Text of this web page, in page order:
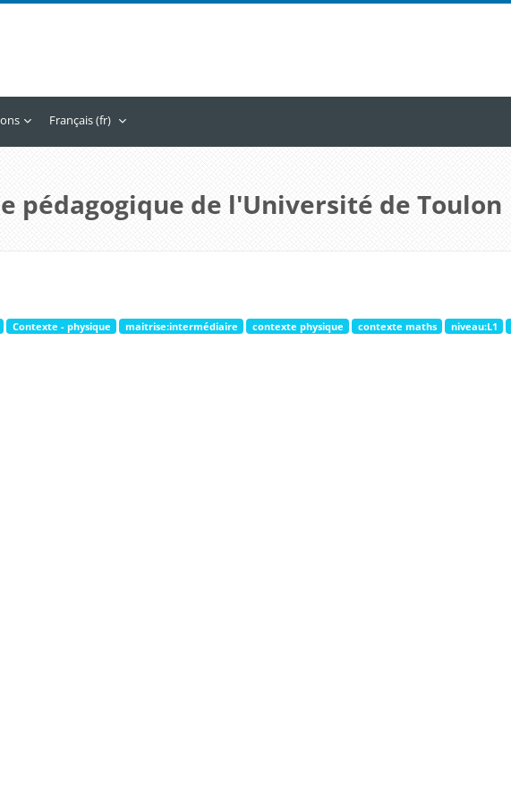
Français ‎(fr)‎
pédagogique de l'Université de Toulon
Contexte - physique maitrise:intermédiaire contexte physique contexte maths niveau:L1